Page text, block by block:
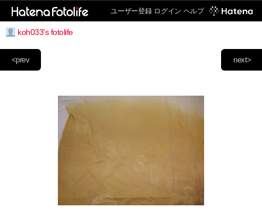
ユーザー登録 ログイン ヘルプ
koh033's fotolife
next>
<prev